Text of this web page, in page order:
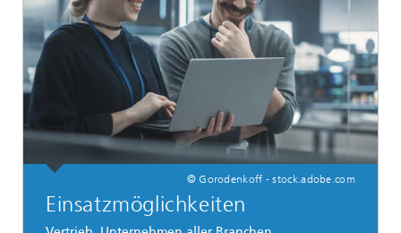
© Gorodenkoff - stock.adobe.com
Einsatzmöglichkeiten